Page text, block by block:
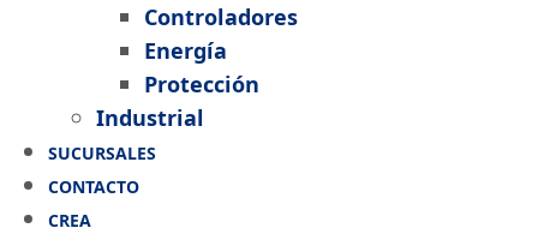
Controladores
Energía
Protección
Industrial
SUCURSALES
CONTACTO
CREA